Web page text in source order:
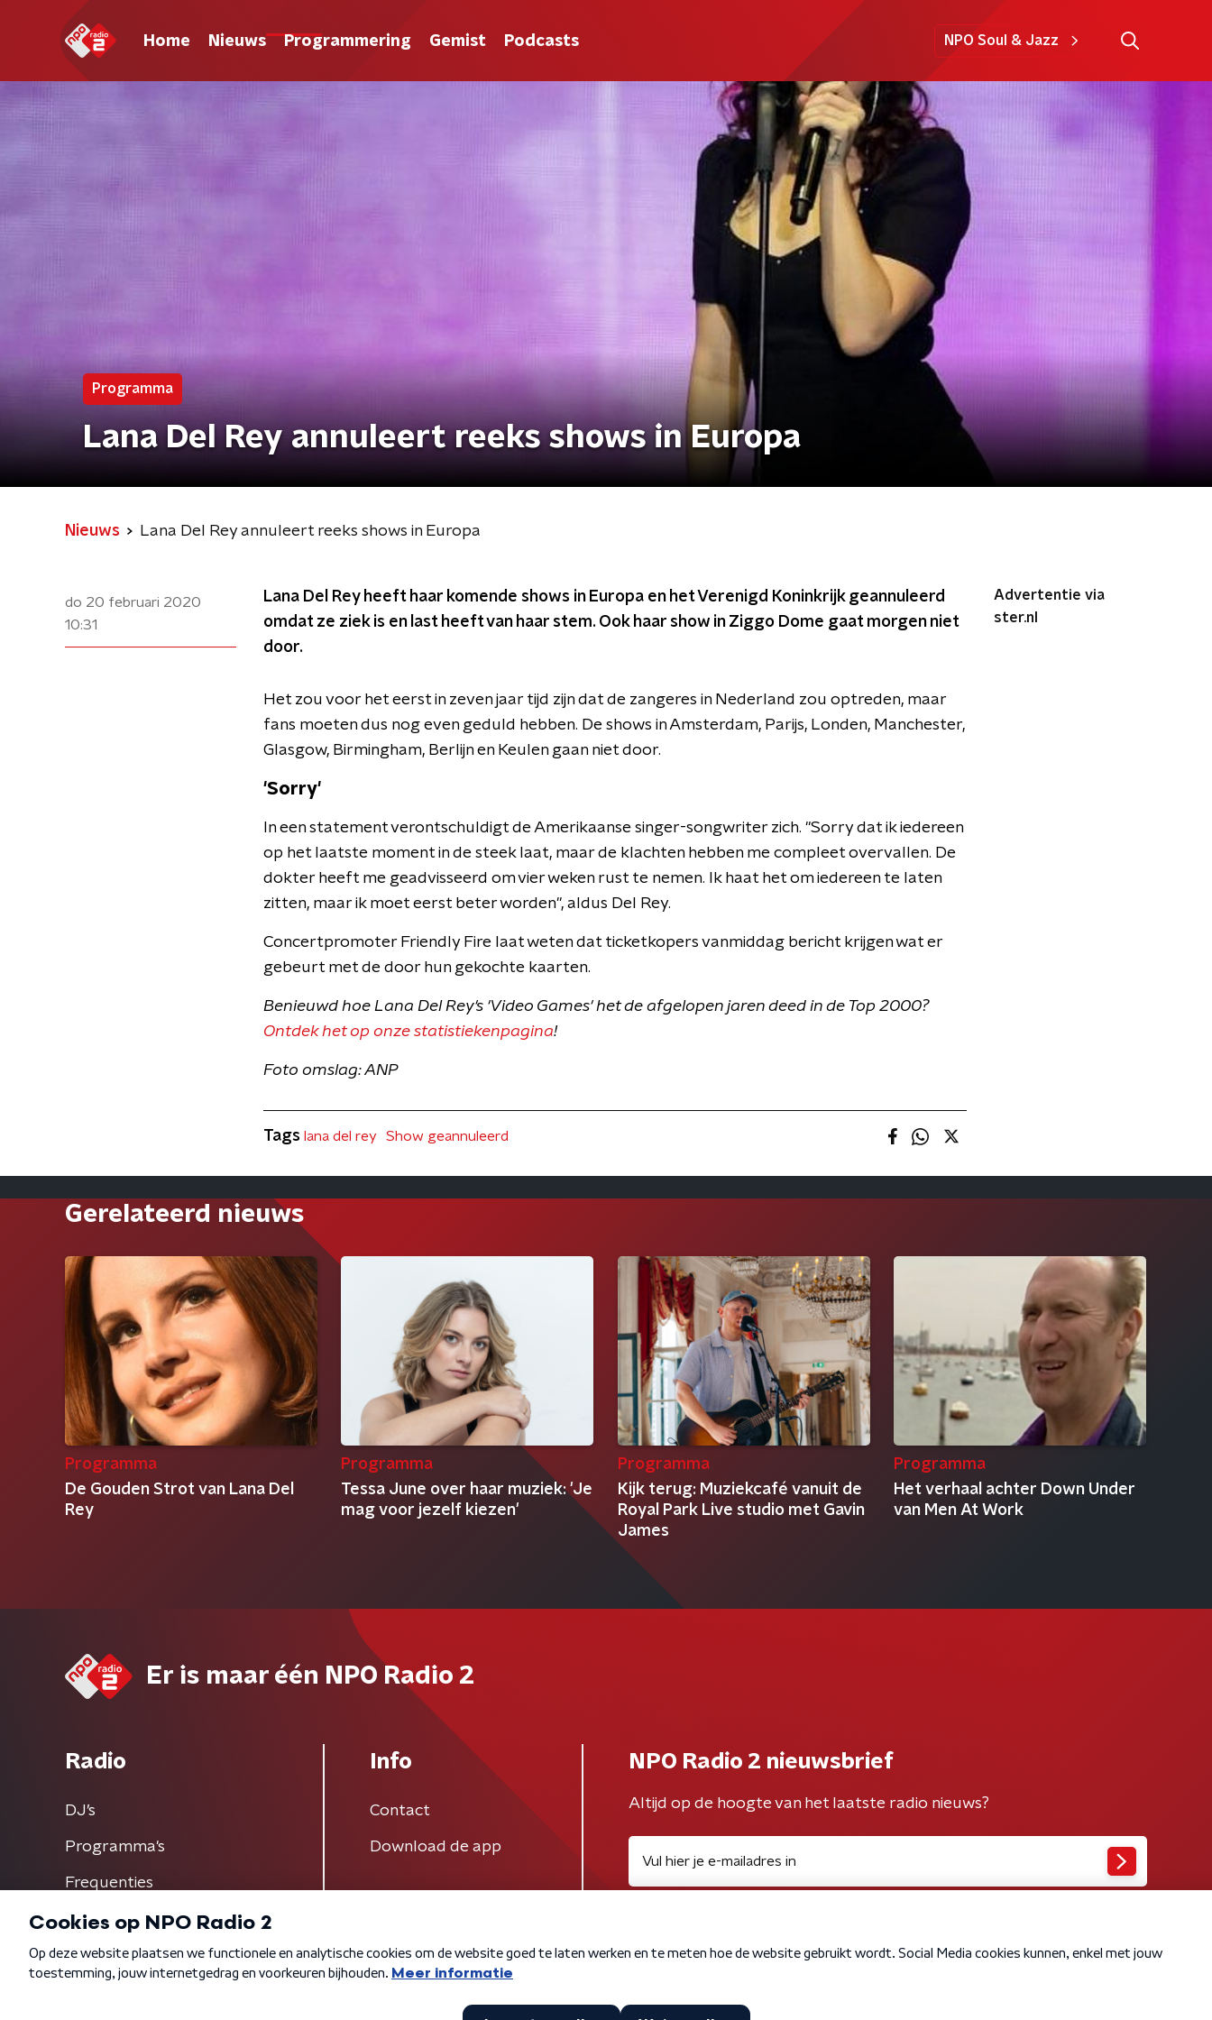
Home Nieuws Programmering Gemist Podcasts NPO Soul & Jazz
Programma
Lana Del Rey annuleert reeks shows in Europa
Nieuws Lana Del Rey annuleert reeks shows in Europa
do 20 februari 2020
10:31
Lana Del Rey heeft haar komende shows in Europa en het Verenigd Koninkrijk geannuleerd
omdat ze ziek is en last heeft van haar stem. Ook haar show in Ziggo Dome gaat morgen niet
door.
Het zou voor het eerst in zeven jaar tijd zijn dat de zangeres in Nederland zou optreden, maar
fans moeten dus nog even geduld hebben. De shows in Amsterdam, Parijs, Londen, Manchester,
Glasgow, Birmingham, Berlijn en Keulen gaan niet door.
'Sorry'
In een statement verontschuldigt de Amerikaanse singer-songwriter zich. "Sorry dat ik iedereen
op het laatste moment in de steek laat, maar de klachten hebben me compleet overvallen. De
dokter heeft me geadvisseerd om vier weken rust te nemen. Ik haat het om iedereen te laten
zitten, maar ik moet eerst beter worden", aldus Del Rey.
Concertpromoter Friendly Fire laat weten dat ticketkopers vanmiddag bericht krijgen wat er
gebeurt met de door hun gekochte kaarten.
Benieuwd hoe Lana Del Rey's 'Video Games' het de afgelopen jaren deed in de Top 2000?
Ontdek het op onze statistiekenpagina!
Foto omslag: ANP
Advertentie via
ster.nl
Tags lana del rey Show geannuleerd
Gerelateerd nieuws
Programma
De Gouden Strot van Lana Del
Rey
Programma
Tessa June over haar muziek: 'Je
mag voor jezelf kiezen'
Programma
Kijk terug: Muziekcafé vanuit de
Royal Park Live studio met Gavin
James
Programma
Het verhaal achter Down Under
van Men At Work
Er is maar één NPO Radio 2
Radio
DJ’s
Programma's
Frequenties
Info
Contact
Download de app
NPO Radio 2 nieuwsbrief
Altijd op de hoogte van het laatste radio nieuws?
Algemene voorwaarden Privacybeleid